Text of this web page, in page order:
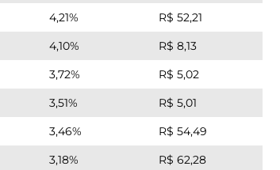
4,21%
R$ 52,21
4,10%
R$ 8,13
3,72%
R$ 5,02
3,51%
R$ 5,01
3,46%
R$ 54,49
3,18%
R$ 62,28